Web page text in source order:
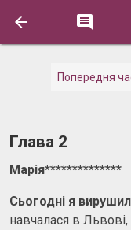
 
Попередня
Глава 2
Марія**************
Сьогодні я
навчалася в Львові,